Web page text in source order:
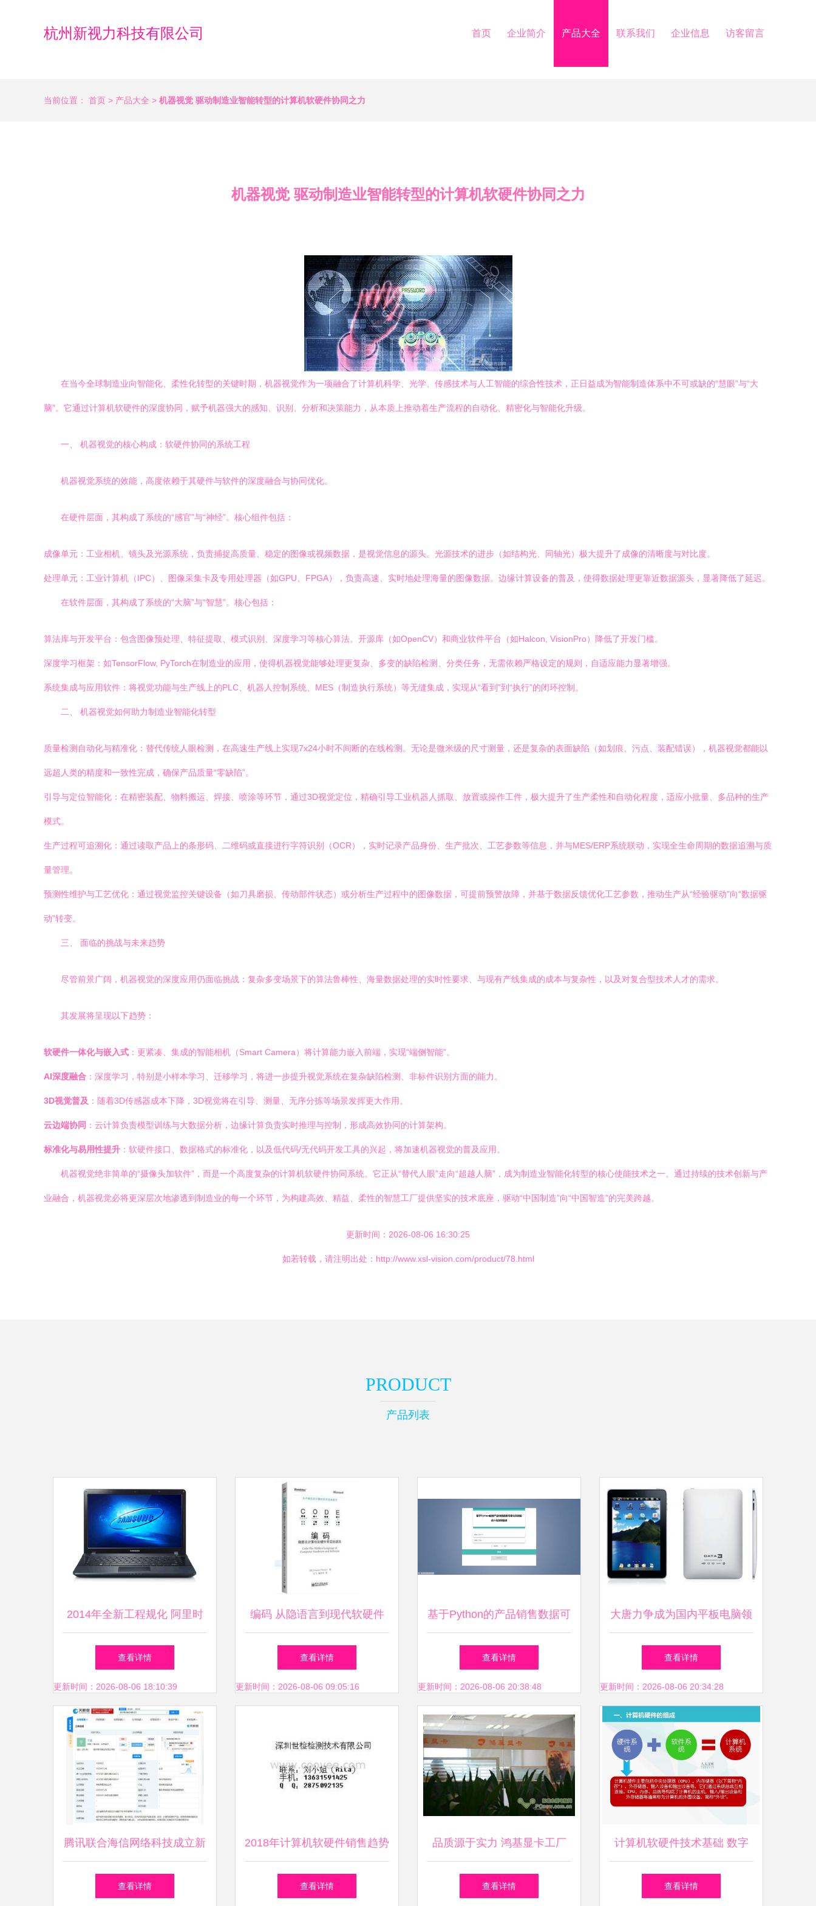
杭州新视力科技有限公司 首页 企业简介 产品大全 联系我们 企业信息 访客留言
当前位置： 首页 > 产品大全 > 机器视觉 驱动制造业智能转型的计算机软硬件协同之力
机器视觉 驱动制造业智能转型的计算机软硬件协同之力
在当今全球制造业向智能化、柔性化转型的关键时期，机器视觉作为一项融合了计算机科学、光学、传感技术与人工智能的综合性技术，正日益成为智能制造体系中不可或缺的“慧眼”与“大
脑”。它通过计算机软硬件的深度协同，赋予机器强大的感知、识别、分析和决策能力，从本质上推动着生产流程的自动化、精密化与智能化升级。
一、 机器视觉的核心构成：软硬件协同的系统工程
机器视觉系统的效能，高度依赖于其硬件与软件的深度融合与协同优化。
在硬件层面，其构成了系统的“感官”与“神经”。核心组件包括：
成像单元：工业相机、镜头及光源系统，负责捕捉高质量、稳定的图像或视频数据，是视觉信息的源头。光源技术的进步（如结构光、同轴光）极大提升了成像的清晰度与对比度。
处理单元：工业计算机（IPC）、图像采集卡及专用处理器（如GPU、FPGA），负责高速、实时地处理海量的图像数据。边缘计算设备的普及，使得数据处理更靠近数据源头，显著降低了延迟。
在软件层面，其构成了系统的“大脑”与“智慧”。核心包括：
算法库与开发平台：包含图像预处理、特征提取、模式识别、深度学习等核心算法。开源库（如OpenCV）和商业软件平台（如Halcon, VisionPro）降低了开发门槛。
深度学习框架：如TensorFlow, PyTorch在制造业的应用，使得机器视觉能够处理更复杂、多变的缺陷检测、分类任务，无需依赖严格设定的规则，自适应能力显著增强。
系统集成与应用软件：将视觉功能与生产线上的PLC、机器人控制系统、MES（制造执行系统）等无缝集成，实现从“看到”到“执行”的闭环控制。
二、 机器视觉如何助力制造业智能化转型
质量检测自动化与精准化：替代传统人眼检测，在高速生产线上实现7x24小时不间断的在线检测。无论是微米级的尺寸测量，还是复杂的表面缺陷（如划痕、污点、装配错误），机器视觉都能以
远超人类的精度和一致性完成，确保产品质量“零缺陷”。
引导与定位智能化：在精密装配、物料搬运、焊接、喷涂等环节，通过3D视觉定位，精确引导工业机器人抓取、放置或操作工件，极大提升了生产柔性和自动化程度，适应小批量、多品种的生产
模式。
生产过程可追溯化：通过读取产品上的条形码、二维码或直接进行字符识别（OCR），实时记录产品身份、生产批次、工艺参数等信息，并与MES/ERP系统联动，实现全生命周期的数据追溯与质
量管理。
预测性维护与工艺优化：通过视觉监控关键设备（如刀具磨损、传动部件状态）或分析生产过程中的图像数据，可提前预警故障，并基于数据反馈优化工艺参数，推动生产从“经验驱动”向“数据驱
动”转变。
三、 面临的挑战与未来趋势
尽管前景广阔，机器视觉的深度应用仍面临挑战：复杂多变场景下的算法鲁棒性、海量数据处理的实时性要求、与现有产线集成的成本与复杂性，以及对复合型技术人才的需求。
其发展将呈现以下趋势：
软硬件一体化与嵌入式 ：更紧凑、集成的智能相机（Smart Camera）将计算能力嵌入前端，实现“端侧智能”。
AI深度融合 ：深度学习，特别是小样本学习、迁移学习，将进一步提升视觉系统在复杂缺陷检测、非标件识别方面的能力。
3D视觉普及 ：随着3D传感器成本下降，3D视觉将在引导、测量、无序分拣等场景发挥更大作用。
云边端协同 ：云计算负责模型训练与大数据分析，边缘计算负责实时推理与控制，形成高效协同的计算架构。
标准化与易用性提升 ：软硬件接口、数据格式的标准化，以及低代码/无代码开发工具的兴起，将加速机器视觉的普及应用。
机器视觉绝非简单的“摄像头加软件”，而是一个高度复杂的计算机软硬件协同系统。它正从“替代人眼”走向“超越人脑”，成为制造业智能化转型的核心使能技术之一。通过持续的技术创新与产
业融合，机器视觉必将更深层次地渗透到制造业的每一个环节，为构建高效、精益、柔性的智慧工厂提供坚实的技术底座，驱动“中国制造”向“中国智造”的完美跨越。
更新时间：2026-08-06 16:30:25
如若转载，请注明出处：http://www.xsl-vision.com/product/78.html
PRODUCT
产品列表
2014年全新工程规化 阿里时
代高科远程控制方案全景透视
查看详情
更新时间：2026-08-06 18:10:39
编码 从隐语言到现代软硬件
的华丽交响
查看详情
更新时间：2026-08-06 09:05:16
基于Python的产品销售数据可
视化大屏与仓库进销存系统设
计与应用
查看详情
更新时间：2026-08-06 20:38:48
大唐力争成为国内平板电脑领
导品牌，聚焦计算机软硬件的
战略突破
查看详情
更新时间：2026-08-06 20:34:28
腾讯联合海信网络科技成立新
公司，布局计算机软硬件领域
查看详情
2018年计算机软硬件销售趋势
揭秘批发商如何塑造行业分销
查看详情
品质源于实力 鸿基显卡工厂
大探班
查看详情
计算机软硬件技术基础 数字
世界的双引擎
查看详情